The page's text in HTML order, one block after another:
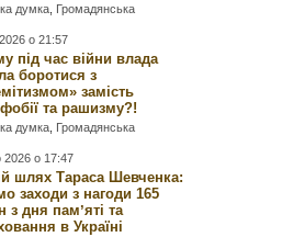
думка Громадянська
2026 о 21:57
під час війни влада
боротися з
замість
та рашизму?!
думка Громадянська
2026 о 17:47
шлях Тараса Шевченка:
заходи з нагоди 165
з дня памʼяті та
в Україні